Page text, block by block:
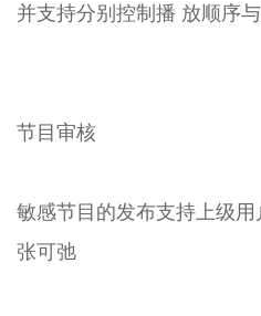
并支持分别控制播 放顺序
节目审核
敏感节目的发布支持上级
张可弛